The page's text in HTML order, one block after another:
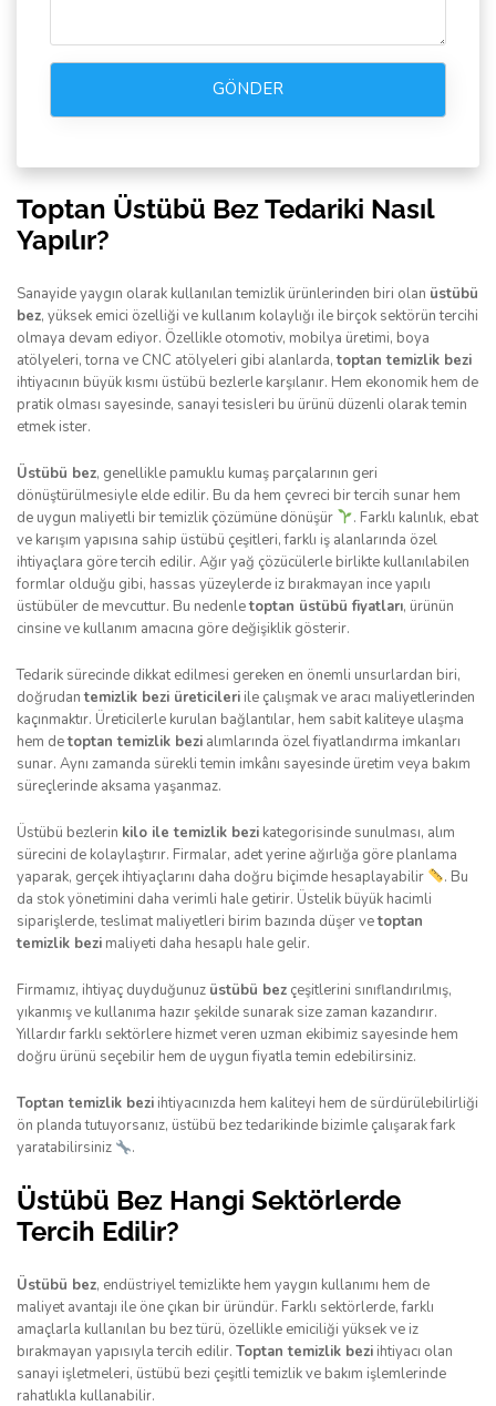
GÖNDER
Toptan Üstübü Bez Tedariki Nasıl
Yapılır?
Sanayide yaygın olarak kullanılan temizlik ürünlerinden biri olan üstübü
bez, yüksek emici özelliği ve kullanım kolaylığı ile birçok sektörün tercihi
olmaya devam ediyor. Özellikle otomotiv, mobilya üretimi, boya
atölyeleri, torna ve CNC atölyeleri gibi alanlarda,toptan temizlik bezi
ihtiyacının büyük kısmı üstübü bezlerle karşılanır. Hem ekonomik hem de
pratik olması sayesinde, sanayi tesisleri bu ürünü düzenli olarak temin
etmek ister.
Üstübü bez, genellikle pamuklu kumaş parçalarının geri
dönüştürülmesiyle elde edilir. Bu da hem çevreci bir tercih sunar hem
de uygun maliyetli bir temizlik çözümüne dönüşür
. Farklı kalınlık, ebat
ve karışım yapısına sahip üstübü çeşitleri, farklı iş alanlarında özel
ihtiyaçlara göre tercih edilir. Ağır yağ çözücülerle birlikte kullanılabilen
formlar olduğu gibi, hassas yüzeylerde iz bırakmayan ince yapılı
üstübüler de mevcuttur. Bu nedenletoptan üstübü fiyatları, ürünün
cinsine ve kullanım amacına göre değişiklik gösterir.
Tedarik sürecinde dikkat edilmesi gereken en önemli unsurlardan biri,
doğrudantemizlik bezi üreticileri ile çalışmak ve aracı maliyetlerinden
kaçınmaktır. Üreticilerle kurulan bağlantılar, hem sabit kaliteye ulaşma
hem detoptan temizlik bezi alımlarında özel fiyatlandırma imkanları
sunar. Aynı zamanda sürekli temin imkânı sayesinde üretim veya bakım
süreçlerinde aksama yaşanmaz.
Üstübü bezlerin kilo ile temizlik bezi kategorisinde sunulması, alım
sürecini de kolaylaştırır. Firmalar, adet yerine ağırlığa göre planlama
yaparak, gerçek ihtiyaçlarını daha doğru biçimde hesaplayabilir
. Bu
da stok yönetimini daha verimli hale getirir. Üstelik büyük hacimli
siparişlerde, teslimat maliyetleri birim bazında düşer vetoptan
temizlik bezi maliyeti daha hesaplı hale gelir.
Firmamız, ihtiyaç duyduğunuz üstübü bez çeşitlerini sınıflandırılmış,
yıkanmış ve kullanıma hazır şekilde sunarak size zaman kazandırır.
Yıllardır farklı sektörlere hizmet veren uzman ekibimiz sayesinde hem
doğru ürünü seçebilir hem de uygun fiyatla temin edebilirsiniz.
Toptan temizlik bezi ihtiyacınızda hem kaliteyi hem de sürdürülebilirliği
ön planda tutuyorsanız, üstübü bez tedarikinde bizimle çalışarak fark
yaratabilirsiniz
.
Üstübü Bez Hangi Sektörlerde
Tercih Edilir?
Üstübü bez, endüstriyel temizlikte hem yaygın kullanımı hem de
maliyet avantajı ile öne çıkan bir üründür. Farklı sektörlerde, farklı
amaçlarla kullanılan bu bez türü, özellikle emiciliği yüksek ve iz
bırakmayan yapısıyla tercih edilir. Toptan temizlik bezi ihtiyacı olan
sanayi işletmeleri, üstübü bezi çeşitli temizlik ve bakım işlemlerinde
rahatlıkla kullanabilir.